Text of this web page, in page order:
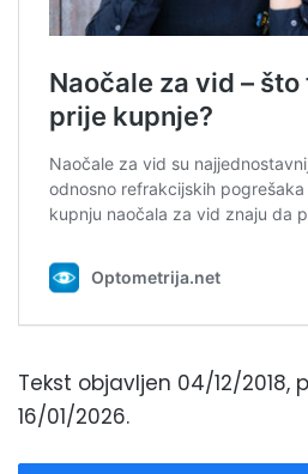
Tekst objavljen 04/12/2018,
16/01/2026.